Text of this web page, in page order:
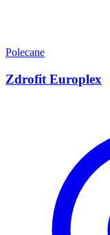
Polecane
Zdrofit Europlex